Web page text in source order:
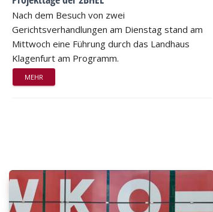
Nach dem Besuch von zwei
Gerichtsverhandlungen am Dienstag stand am
Mittwoch eine Führung durch das Landhaus
Klagenfurt am Programm.
MEHR